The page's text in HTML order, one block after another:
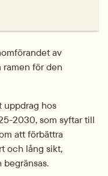
av
för den
uppdrag hos
2030, som syftar till
att förbättra
och lång sikt,